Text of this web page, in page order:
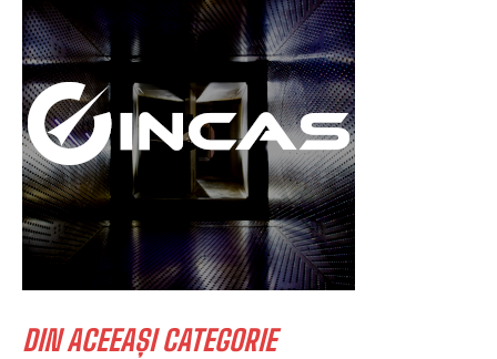
DIN ACEEAȘI CATEGORIE